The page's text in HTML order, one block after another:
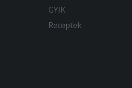
GYIK
Receptek